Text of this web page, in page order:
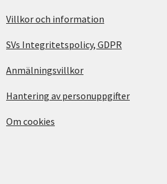
Villkor och information
SVs Integritetspolicy, GDPR
Anmälningsvillkor
Hantering av personuppgifter
Om cookies